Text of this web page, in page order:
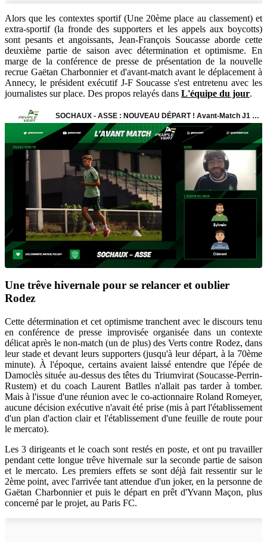
Alors que les contextes sportif (Une 20ème place au classement) et
extra-sportif (la fronde des supporters et les appels aux boycotts)
sont pesants et angoissants, Jean-François Soucasse aborde cette
deuxième partie de saison avec détermination et optimisme. En
marge de la conférence de presse de présentation de la nouvelle
recrue Gaëtan Charbonnier et d'avant-match avant le déplacement à
Annecy, le président exécutif J-F Soucasse s'est entretenu avec les
journalistes sur place. Des propos relayés dans L'équipe du jour.
Une trêve hivernale pour se relancer et oublier
Rodez
Cette détermination et cet optimisme tranchent avec le discours tenu
en conférence de presse improvisée organisée dans un contexte
délicat après le non-match (un de plus) des Verts contre Rodez, dans
leur stade et devant leurs supporters (jusqu'à leur départ, à la 70ème
minute). À l'époque, certains avaient laissé entendre que l'épée de
Damoclès située au-dessus des têtes du Triumvirat (Soucasse-Perrin-
Rustem) et du coach Laurent Batlles n'allait pas tarder à tomber.
Mais à l'issue d'une réunion avec le co-actionnaire Roland Romeyer,
aucune décision exécutive n'avait été prise (mis à part l'établissement
d'un plan d'action clair et l'établissement d'une feuille de route pour
le mercato).
Les 3 dirigeants et le coach sont restés en poste, et ont pu travailler
pendant cette longue trêve hivernale sur la seconde partie de saison
et le mercato. Les premiers effets se sont déjà fait ressentir sur le
2ème point, avec l'arrivée tant attendue d'un joker, en la personne de
Gaëtan Charbonnier et puis le départ en prêt d'Yvann Maçon, plus
concerné par le projet, au Paris FC.